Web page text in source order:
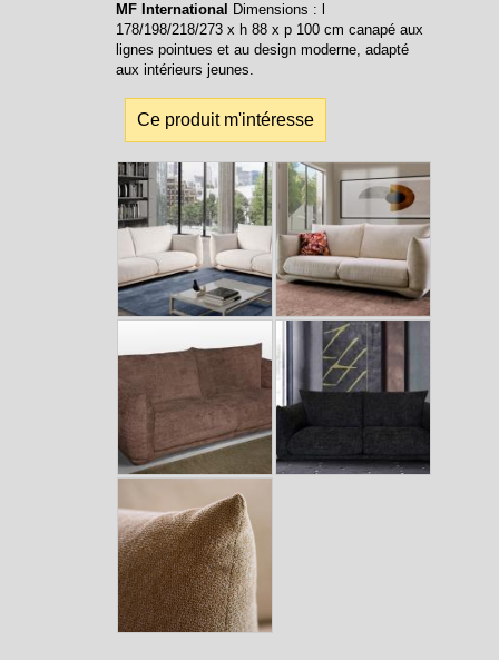
MF International Dimensions : l
178/198/218/273 x h 88 x p 100 cm canapé aux
lignes pointues et au design moderne, adapté
aux intérieurs jeunes.
Ce produit m'intéresse